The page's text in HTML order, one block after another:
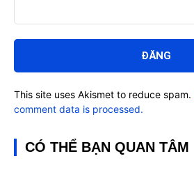
luận:
This site uses Akismet to reduce spam.
comment data is processed.
CÓ THỂ BẠN QUAN TÂM